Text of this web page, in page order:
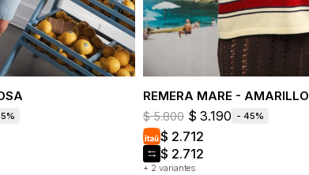
REMERA MARE - AMARILLO
+ 2 variantes
$ 5.800 $ 3.190 45
$ 2.712
$ 2.712